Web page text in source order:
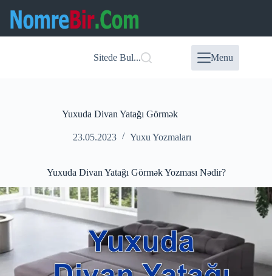
content
Sitede Bul... Menu
Yuxuda Divan Yatağı Görmək
23.05.2023 Yuxu Yozmaları
Yuxuda Divan Yatağı Görmək Yozması Nədir?